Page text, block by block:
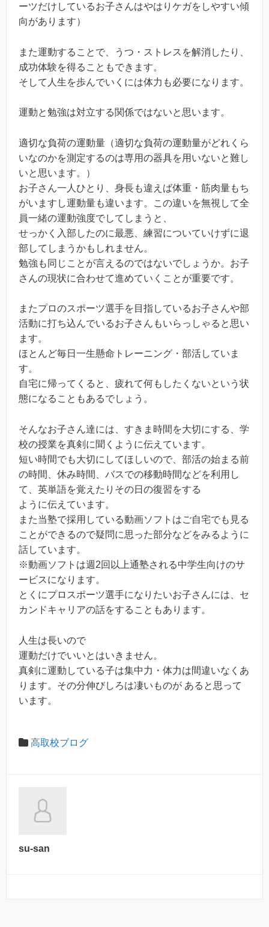
ーツだけしているお子さんはやはりケガをしやすい傾
向があります）
また運動することで、うつ・ストレスを解消したり、
成功体験を得ることもできます。
そして人生を歩んでいくには体力も必要になります。
運動と勉強は対立する関係ではないと思います。
適切な負荷の運動量（適切な負荷の運動量がどれくら
いなのかを測定するのは専用の器具を用いないと難し
いと思います。）
お子さん一人ひとり、身長も違えば体重・筋肉量もち
がいますし運動量も違います。この違いを無視して全
員一緒の運動強度でしてしまうと、
せっかく入部したのに最悪、練習についていけずに退
部してしまうかもしれません。
勉強も同じことが言えるのではないでしょうか。お子
さんの現状に合わせて進めていくことが重要です。
またプロのスポーツ選手を目指しているお子さんや部
活動に打ち込んでいるお子さんもいらっしゃると思い
ます。
ほとんど毎日一生懸命トレーニング・部活していま
す。
自宅に帰ってくると、疲れて何もしたくないという状
態になることもあるでしょう。
そんなお子さん達には、すきま時間を大切にする、学
校の授業を真剣に聞くように伝えています。
短い時間でも大切にしてほしいので、部活の始まる前
の時間、休み時間、バスでの移動時間などを利用し
て、英単語を覚えたりその日の復習をする
ように伝えています。
また当塾で採用している動画ソフトはご自宅でも見る
ことができるので疑問に思った部分などをみるように
話しています。
※動画ソフトは週2回以上通塾される中学生向けのサ
ービスになります。
とくにプロスポーツ選手になりたいお子さんには、セ
カンドキャリアの話をすることもあります。
人生は長いので
運動だけでいいとはいきません。
真剣に運動している子は集中力・体力は間違いなくあ
ります。その分伸びしろは凄いものが あると思って
います。
高取校ブログ
su-san